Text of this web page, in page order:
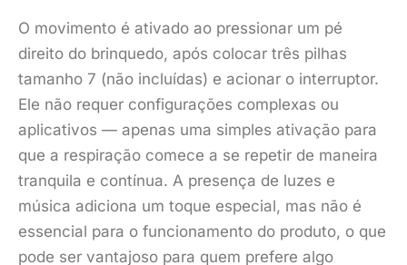
O movimento é ativado ao pressionar um pé
direito do brinquedo, após colocar três pilhas
tamanho 7 (não incluídas) e acionar o interruptor.
Ele não requer configurações complexas ou
aplicativos — apenas uma simples ativação para
que a respiração comece a se repetir de maneira
tranquila e contínua. A presença de luzes e
música adiciona um toque especial, mas não é
essencial para o funcionamento do produto, o que
pode ser vantajoso para quem prefere algo